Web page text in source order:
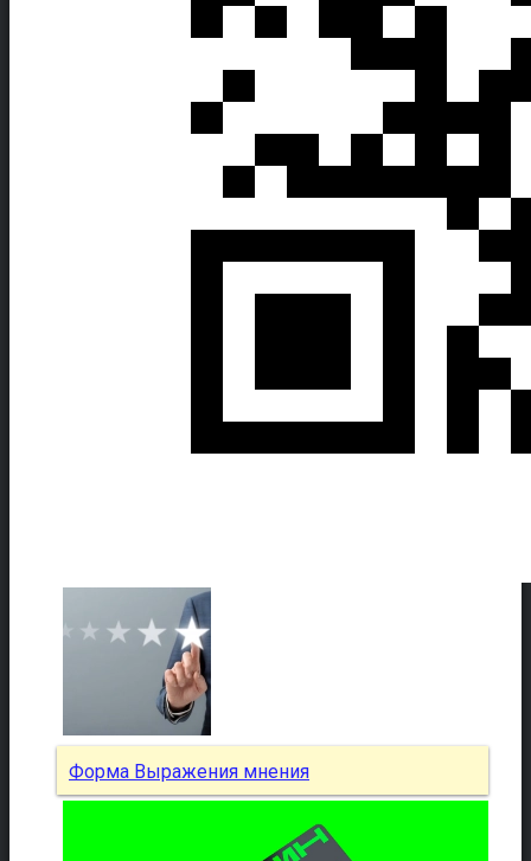
Форма Выражения мнения